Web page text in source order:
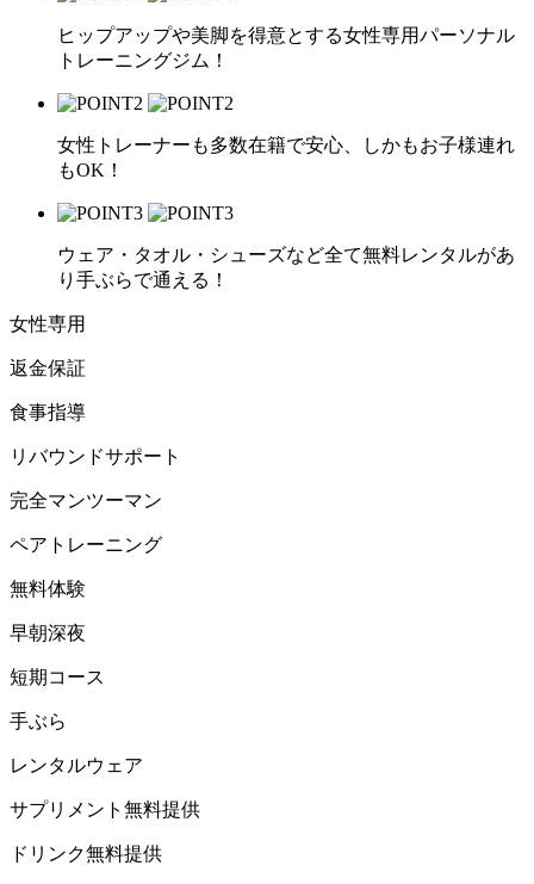
ヒップアップや美脚を得意とする女性専用パーソナル
トレーニングジム！
女性トレーナーも多数在籍で安心、しかもお子様連れ
もOK！
ウェア・タオル・シューズなど全て無料レンタルがあ
り手ぶらで通える！
女性専用
返金保証
食事指導
リバウンドサポート
完全マンツーマン
ペアトレーニング
無料体験
早朝深夜
短期コース
手ぶら
レンタルウェア
サプリメント無料提供
ドリンク無料提供